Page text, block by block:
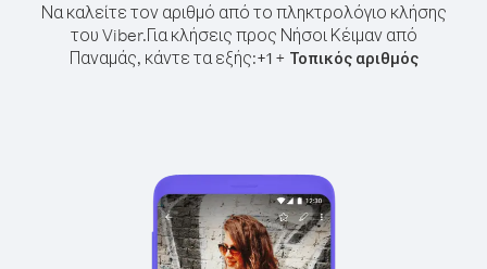
Να καλείτε τον αριθμό από το πληκτρολόγιο κλήσης
του Viber.Για κλήσεις προς Νήσοι Κέιμαν από
Παναμάς, κάντε τα εξής:+1+ Τοπικός αριθμός